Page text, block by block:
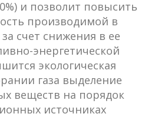
и позволит повысить
производимой в
счет снижения в ее
энергетической
экологическая
газа выделение
веществ на порядок
источниках